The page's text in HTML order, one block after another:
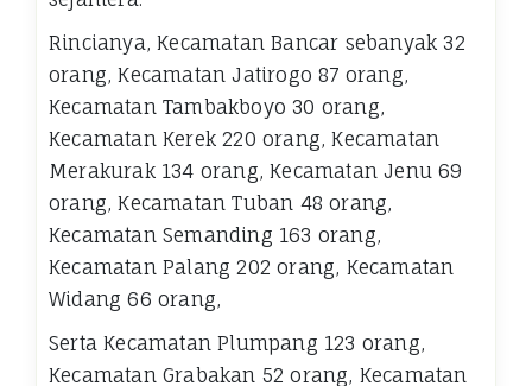
Rincianya, Kecamatan Bancar sebanyak 32
orang, Kecamatan Jatirogo 87 orang,
Kecamatan Tambakboyo 30 orang,
Kecamatan Kerek 220 orang, Kecamatan
Merakurak 134 orang, Kecamatan Jenu 69
orang, Kecamatan Tuban 48 orang,
Kecamatan Semanding 163 orang,
Kecamatan Palang 202 orang, Kecamatan
Widang 66 orang,
Serta Kecamatan Plumpang 123 orang,
Kecamatan Grabakan 52 orang, Kecamatan